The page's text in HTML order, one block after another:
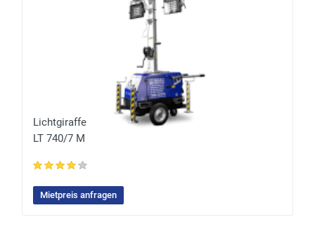
Lichtgiraffe
LT 740/7 M
Mietpreis anfragen